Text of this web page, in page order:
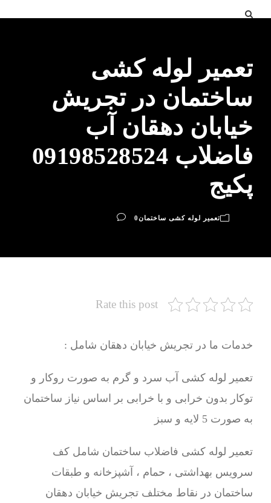
تعمیر لوله کشی
ساختمان در تجریش
خیابان دهقان آب
فاضلاب 09198528524
پکیج
تعمیر لوله کشی ساختمان0
Rate this post
خدمات ما در تجریش خیابان دهقان شامل :
تعمیر لوله کشی آب سرد و گرم به صورت روکار و
توکار بدون خرابی و با خرابی بر اساس نیاز ساختمان
به صورت 5 لایه و سبز
تعمیر لوله کشی فاضلاب ساختمان شامل کف
سرویس بهداشتی ، حمام ، آشپزخانه و طبقات
ساختمان در نقاط مختلف تجریش خیابان دهقان